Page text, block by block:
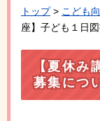
トップ> こども
座】子ども１日
【夏休み
募集につ